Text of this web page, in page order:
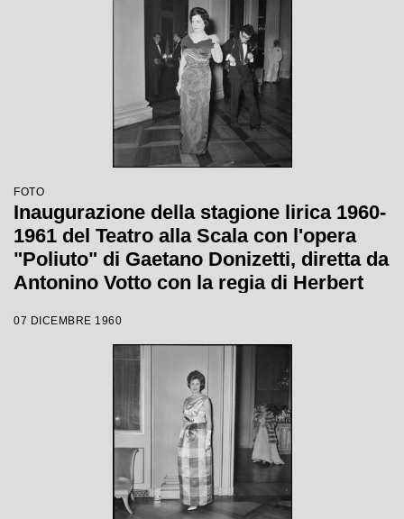
FOTO
Inaugurazione della stagione lirica 1960-
1961 del Teatro alla Scala con l'opera
"Poliuto" di Gaetano Donizetti, diretta da
Antonino Votto con la regia di Herbert
07 DICEMBRE 1960